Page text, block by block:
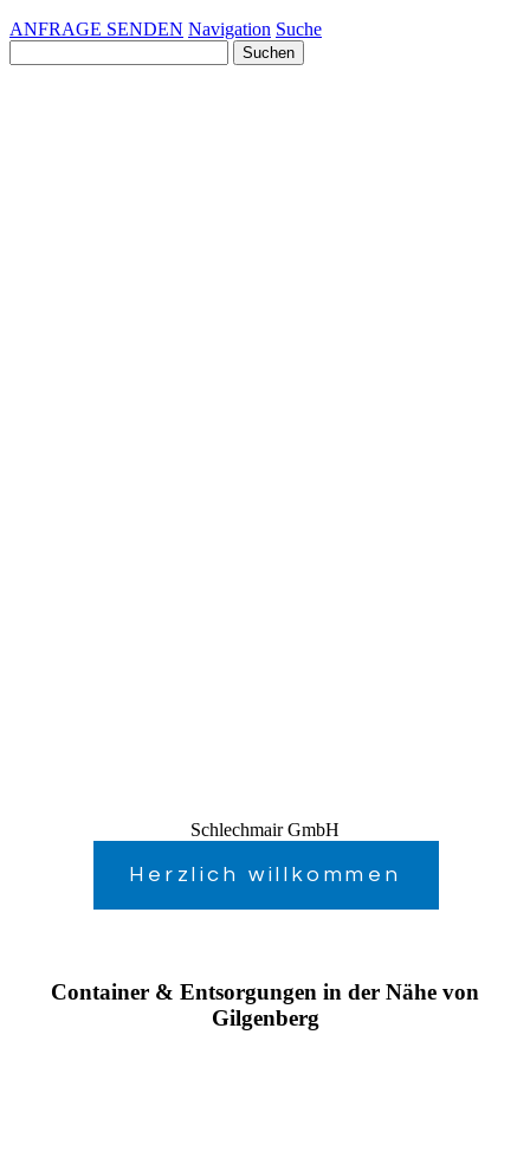
ANFRAGE SENDEN Navigation Suche
nach:
Schlechmair GmbH
Herzlich willkommen
Container & Entsorgungen in der Nähe von
Gilgenberg